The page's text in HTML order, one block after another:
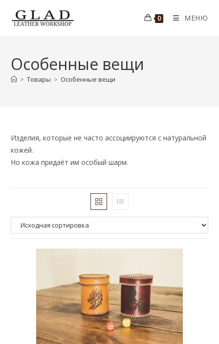
0 МЕНЮ
Особенные вещи
> Товары > Особенные вещи
Изделия, которые не часто ассоциируются с натуральной
кожей.
Но кожа придаёт им особый шарм.